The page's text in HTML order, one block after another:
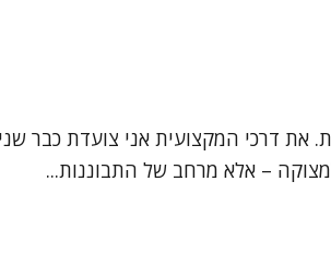
את דרכי המקצועית אני צועדת כבר
– אלא מרחב של התבוננות...